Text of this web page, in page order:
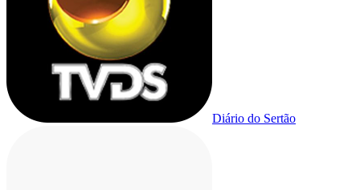
Diário do Sertão